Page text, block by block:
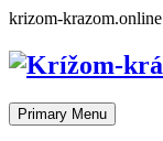
Skip
content
krizom-krazom.online
Primary Menu